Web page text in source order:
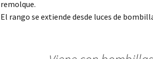
remolque.
El rango se extiende desde luces de